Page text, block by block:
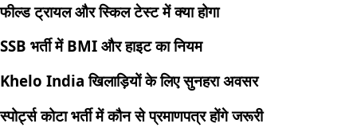
फील्ड ट्रायल और स्किल टेस्ट में क्या होगा
SSB भर्ती में BMI और हाइट का नियम
Khelo India खिलाड़ियों के लिए सुनहरा अवसर
स्पोर्ट्स कोटा भर्ती में कौन से प्रमाणपत्र होंगे जरूरी